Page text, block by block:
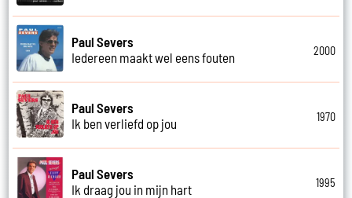
Paul Severs
Iedereen maakt wel eens fouten
2000
Paul Severs
Ik ben verliefd op jou
1970
Paul Severs
Ik draag jou in mijn hart
1995